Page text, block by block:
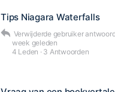
Tips Niagara Waterfalls
Verwijderde gebruiker
week geleden
4 Leden · 3 Antwoorden